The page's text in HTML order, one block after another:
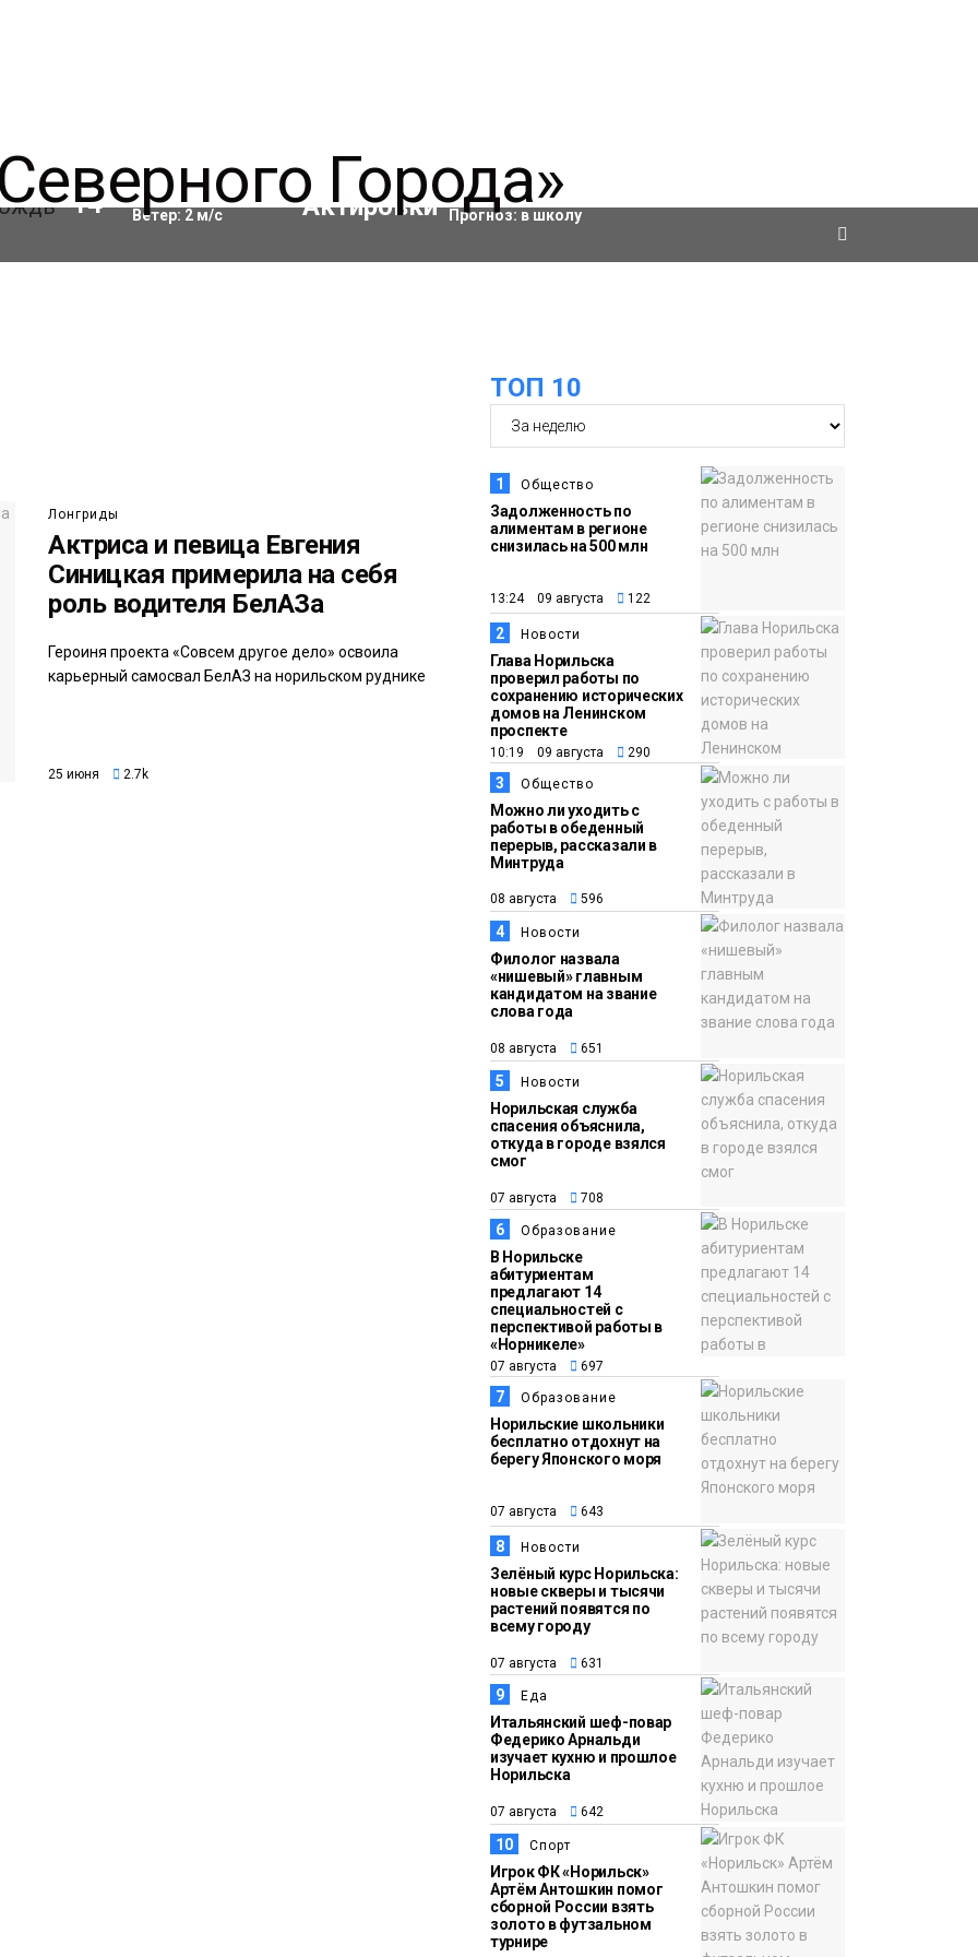
14°C Влажность:65%
Ветер: 2м/с
Актировки
Прогноз: в школу
Лонгриды
Актриса и певица Евгения
Синицкая примерила на себя
роль водителя БелАЗа
Героиня проекта «Совсем другое дело» освоила
карьерный самосвал БелАЗ на норильском руднике
25 июня 2.7k
ТОП 10
1 Общество
Задолженность по
алиментам в регионе
снизилась на 500 млн
13:24 09 августа 122
2 Новости
Глава Норильска
проверил работы по
сохранению исторических
домов на Ленинском
проспекте
10:19 09 августа 290
3 Общество
Можно ли уходить с
работы в обеденный
перерыв, рассказали в
Минтруда
08 августа 596
4 Новости
Филолог назвала
«нишевый» главным
кандидатом на звание
слова года
08 августа 651
5 Новости
Норильская служба
спасения объяснила,
откуда в городе взялся
смог
07 августа 708
6 Образование
В Норильске
абитуриентам
предлагают 14
специальностей с
перспективой работы в
«Норникеле»
07 августа 697
7 Образование
Норильские школьники
бесплатно отдохнут на
берегу Японского моря
07 августа 643
8 Новости
Зелёный курс Норильска:
новые скверы и тысячи
растений появятся по
всему городу
07 августа 631
9 Еда
Итальянский шеф-повар
Федерико Арнальди
изучает кухню и прошлое
Норильска
07 августа 642
10 Спорт
Игрок ФК «Норильск»
Артём Антошкин помог
сборной России взять
золото в футзальном
турнире